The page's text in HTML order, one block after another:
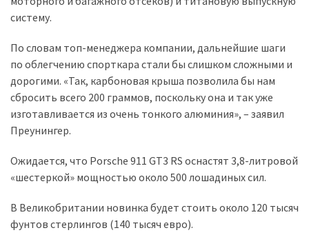
систему.
По словам топ-менеджера компании, дальнейшие шаги
по облегчению спорткара стали бы слишком сложными и
дорогими. «Так, карбоновая крыша позволила бы нам
сбросить всего 200 граммов, поскольку она и так уже
изготавливается из очень тонкого алюминия», – заявил
Преунингер.
Ожидается, что Porsche 911 GT3 RS оснастят 3,8-литровой
«шестеркой» мощностью около 500 лошадиных сил.
В Великобритании новинка будет стоить около 120 тысяч
фунтов стерлингов (140 тысяч евро).